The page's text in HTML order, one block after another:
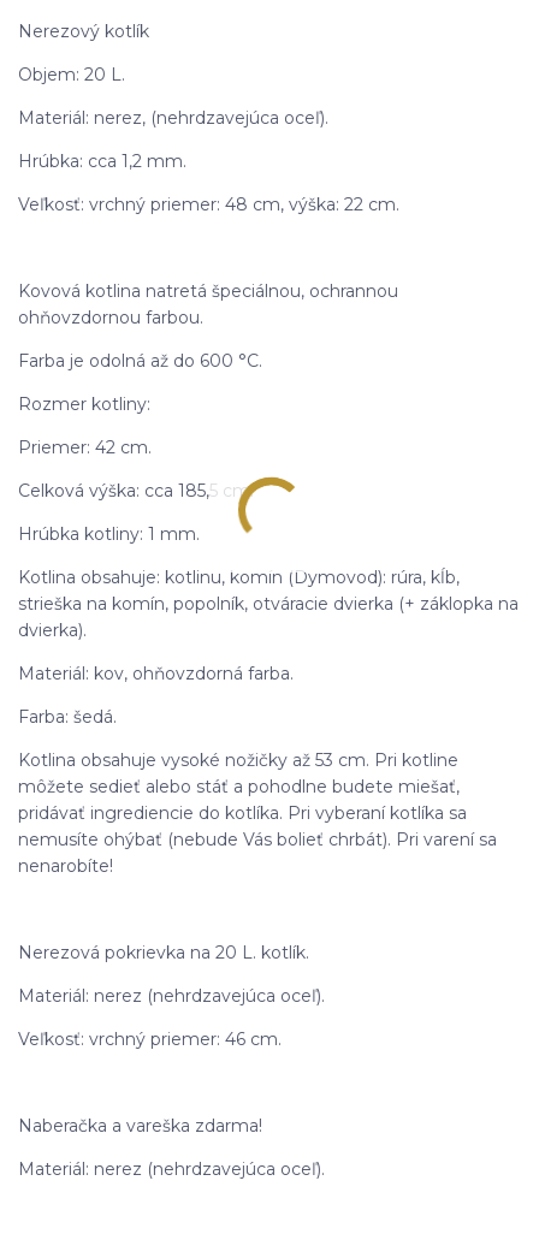
Nerezový kotlík
Objem: 20 L.
Materiál: nerez, (nehrdzavejúca oceľ).
Hrúbka: cca 1,2 mm.
Veľkosť: vrchný priemer: 48 cm, výška: 22 cm.
Kovová kotlina natretá špeciálnou, ochrannou
ohňovzdornou farbou.
Farba je odolná až do 600 °C.
Rozmer kotliny:
Priemer: 42 cm.
Celková výška: cca 185,5 cm.
Hrúbka kotliny: 1 mm.
Kotlina obsahuje: kotlinu, komín (Dymovod): rúra, kĺb,
strieška na komín, popolník, otváracie dvierka (+ záklopka na
dvierka).
Materiál: kov, ohňovzdorná farba.
Farba: šedá.
Kotlina obsahuje vysoké nožičky až 53 cm. Pri kotline
môžete sedieť alebo stáť a pohodlne budete miešať,
pridávať ingrediencie do kotlíka. Pri vyberaní kotlíka sa
nemusíte ohýbať (nebude Vás bolieť chrbát). Pri varení sa
nenarobíte!
Nerezová pokrievka na 20 L. kotlík.
Materiál: nerez (nehrdzavejúca oceľ).
Veľkosť: vrchný priemer: 46 cm.
Naberačka a vareška zdarma!
Materiál: nerez (nehrdzavejúca oceľ).